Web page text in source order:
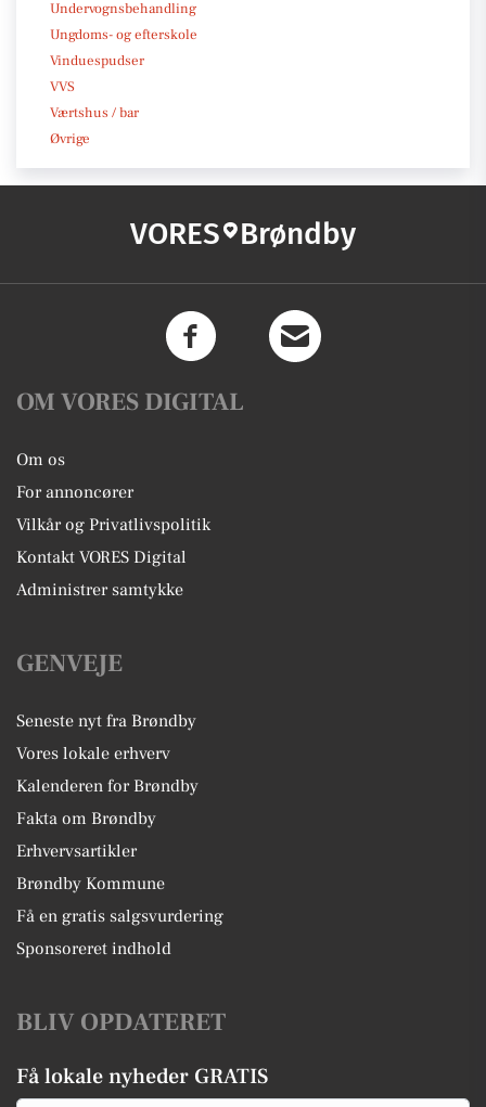
Undervognsbehandling
Ungdoms- og efterskole
Vinduespudser
VVS
Værtshus / bar
Øvrige
VORES Brøndby
OM VORES DIGITAL
Om os
For annoncører
Vilkår og Privatlivspolitik
Kontakt VORES Digital
Administrer samtykke
GENVEJE
Seneste nyt fra Brøndby
Vores lokale erhverv
Kalenderen for Brøndby
Fakta om Brøndby
Erhvervsartikler
Brøndby Kommune
Få en gratis salgsvurdering
Sponsoreret indhold
BLIV OPDATERET
Få lokale nyheder GRATIS